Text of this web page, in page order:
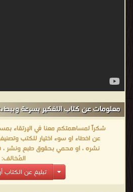
معلومات عن كتاب التفكير بسرعة
شكراً لمساهمتكم معنا في الإرتقاء
عن اخطاء او سوء اختيار للكتب
نشره ، او محمي بحقوق طبع ونشر ،
المُخالف:
تبليغ عن الكتاب